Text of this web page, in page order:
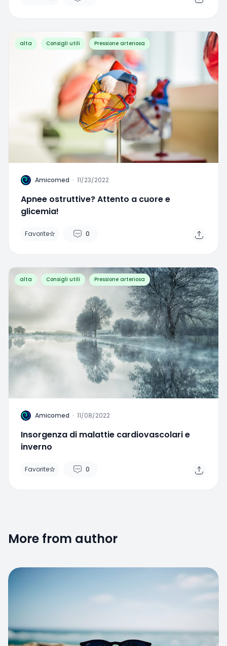
alta Consigli utili Pressione arteriosa
A Amicomed · 11/23/2022
Apnee ostruttive? Attento a cuore e
glicemia!
Favorite 0
alta Consigli utili Pressione arteriosa
A Amicomed · 11/08/2022
Insorgenza di malattie cardiovascolari e
inverno
Favorite 0
More from author